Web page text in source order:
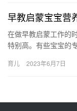
早教启蒙宝宝营
在做早教启蒙工作的
特别高。有些宝宝的
很多…
育儿 2023年6月7日